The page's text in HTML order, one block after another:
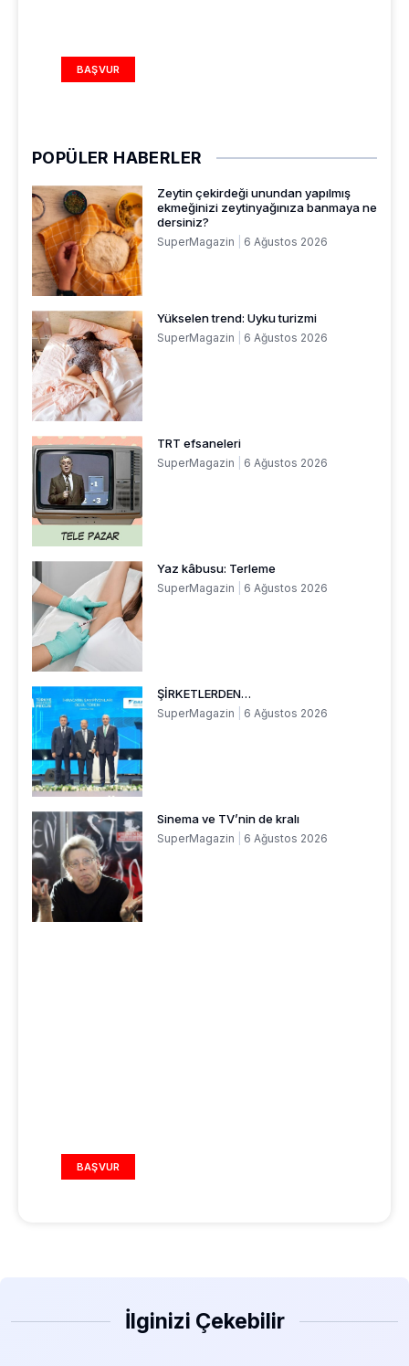
BAŞVUR
POPÜLER HABERLER
Zeytin çekirdeği unundan yapılmış
ekmeğinizi zeytinyağınıza banmaya ne
dersiniz?
SuperMagazin 6 Ağustos 2026
Yükselen trend: Uyku turizmi
SuperMagazin 6 Ağustos 2026
TRT efsaneleri
SuperMagazin 6 Ağustos 2026
Yaz kâbusu: Terleme
SuperMagazin 6 Ağustos 2026
ŞİRKETLERDEN…
SuperMagazin 6 Ağustos 2026
Sinema ve TV’nin de kralı
SuperMagazin 6 Ağustos 2026
BAŞVUR
İlginizi Çekebilir